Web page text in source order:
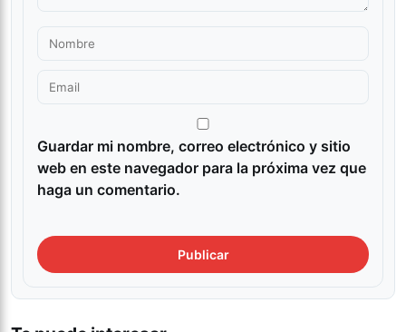
Guardar mi nombre, correo electrónico y sitio
web en este navegador para la próxima vez que
haga un comentario.